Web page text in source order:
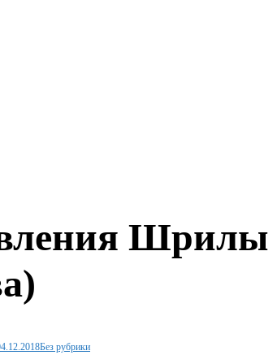
Шрилы
Без рубрики